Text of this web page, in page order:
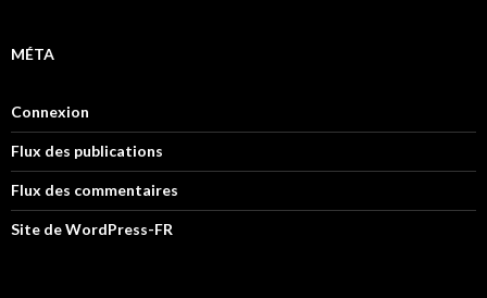
MÉTA
Connexion
Flux des publications
Flux des commentaires
Site de WordPress-FR